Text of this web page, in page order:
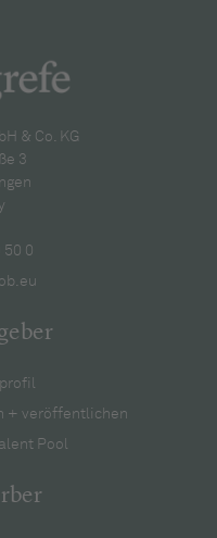
& Co. KG
3
50 0
+ veröffentlichen
Pool